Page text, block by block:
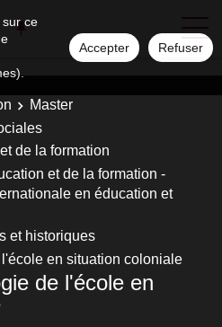
sur ce
Accepter Refuser
Master
de la formation
et de la formation -
en éducation et
et historiques
en situation coloniale
de l'école en